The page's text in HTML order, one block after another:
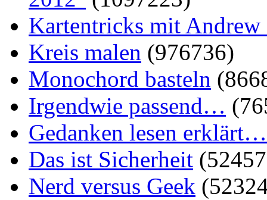
Kartentricks mit
Kreis malen (976736)
Monochord basteln
Irgendwie passend…
Gedanken lesen erklärt…
Das ist Sicherheit
Nerd versus Geek